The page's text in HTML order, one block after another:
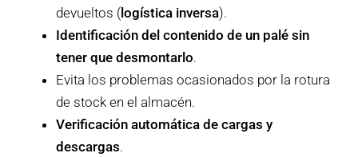
devueltos ( logística inversa).
Identificación del contenido de un palé sin
tener que desmontarlo.
Evita los problemas ocasionados por la rotura
de stock en el almacén.
Verificación automática de cargas y
descargas.